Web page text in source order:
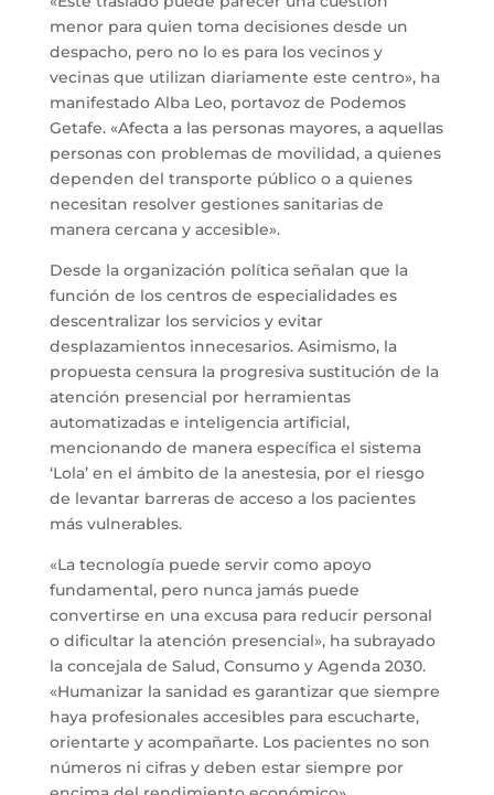
menor para quien toma decisiones desde un
despacho, pero no lo es para los vecinos y
vecinas que utilizan diariamente este centro», ha
manifestado Alba Leo, portavoz de Podemos
Getafe. «Afecta a las personas mayores, a aquellas
personas con problemas de movilidad, a quienes
dependen del transporte público o a quienes
necesitan resolver gestiones sanitarias de
manera cercana y accesible».
Desde la organización política señalan que la
función de los centros de especialidades es
descentralizar los servicios y evitar
desplazamientos innecesarios. Asimismo, la
propuesta censura la progresiva sustitución de la
atención presencial por herramientas
automatizadas e inteligencia artificial,
mencionando de manera específica el sistema
‘Lola’ en el ámbito de la anestesia, por el riesgo
de levantar barreras de acceso a los pacientes
más vulnerables.
«La tecnología puede servir como apoyo
fundamental, pero nunca jamás puede
convertirse en una excusa para reducir personal
o dificultar la atención presencial», ha subrayado
la concejala de Salud, Consumo y Agenda 2030.
«Humanizar la sanidad es garantizar que siempre
haya profesionales accesibles para escucharte,
orientarte y acompañarte. Los pacientes no son
números ni cifras y deben estar siempre por